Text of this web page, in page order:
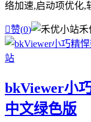
络加速,启动项优化,
赞(0) 禾
bkViewer小
中文绿色版